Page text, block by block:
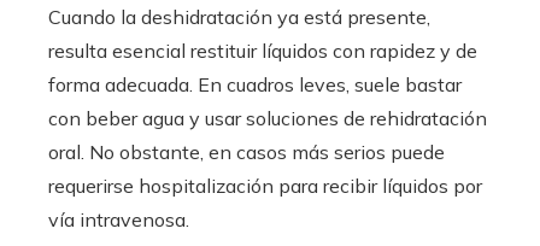
Cuando la deshidratación ya está presente,
resulta esencial restituir líquidos con rapidez y de
forma adecuada. En cuadros leves, suele bastar
con beber agua y usar soluciones de rehidratación
oral. No obstante, en casos más serios puede
requerirse hospitalización para recibir líquidos por
vía intravenosa.